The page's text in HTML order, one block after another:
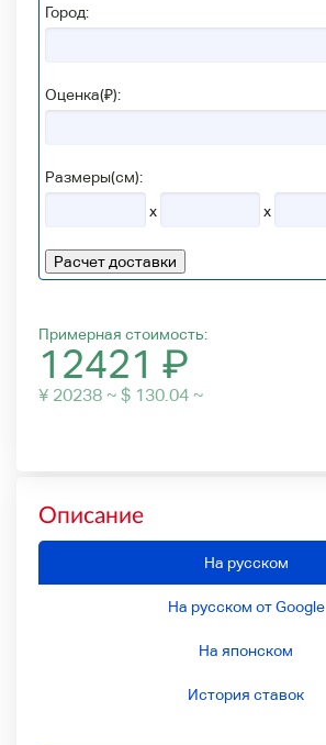
Город:
Оценка(₽):
Размеры(см):
x
x
Расчет доставки
Примерная стоимость:
12421 ₽
¥ 20238 ~ $ 130.04 ~
Описание
На русском
На русском от Google
На японском
История ставок